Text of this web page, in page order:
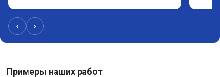
машина едет не в себя, еще раз спасибо
вам!!!!!!!
‹ ›
Примеры наших работ